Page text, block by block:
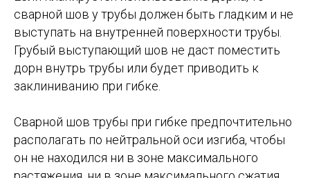
сварной шов у трубы должен быть гладким и не
выступать на внутренней поверхности трубы.
Грубый выступающий шов не даст поместить
дорн внутрь трубы или будет приводить к
заклиниванию при гибке.
Сварной шов трубы при гибке предпочтительно
располагать по нейтральной оси изгиба, чтобы
он не находился ни в зоне максимального